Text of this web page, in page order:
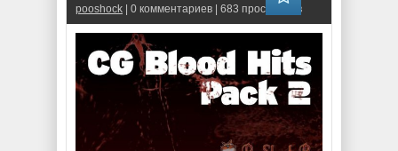
pooshock | 0 комментариев | 683 просмотров